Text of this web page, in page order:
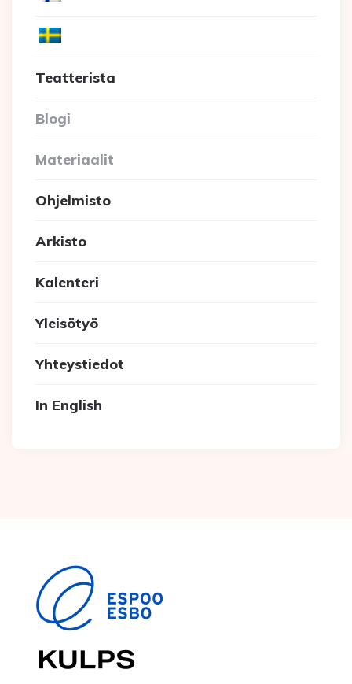
Teatterista
Blogi
Materiaalit
Ohjelmisto
Arkisto
Kalenteri
Yleisötyö
Yhteystiedot
In English